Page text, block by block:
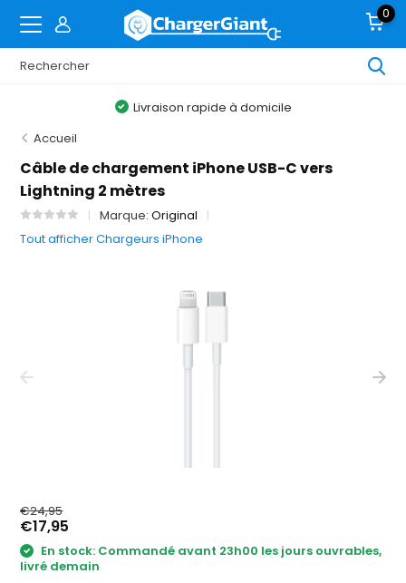
0
Livraison rapide à domicile
Accueil
Câble de chargement iPhone USB-C vers
Lightning 2 mètres
Marque:Original
Tout afficher Chargeurs iPhone
€24,95
€17,95
En stock: Commandé avant 23h00 les jours ouvrables,
livré demain